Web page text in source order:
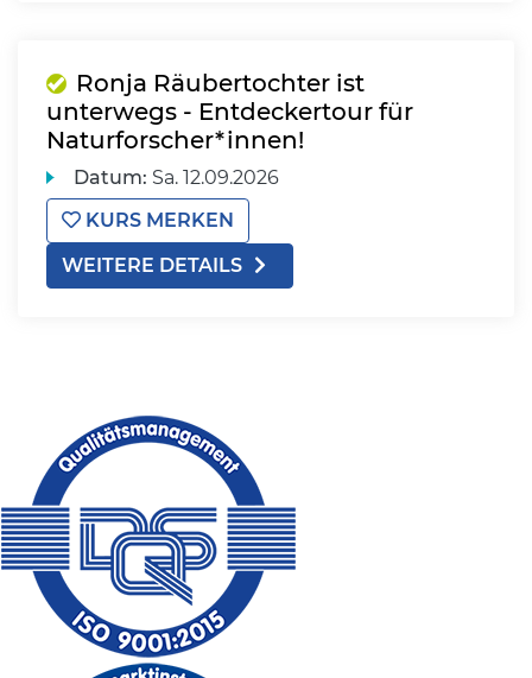
Ronja Räubertochter ist
unterwegs - Entdeckertour für
Naturforscher*innen!
Datum: Sa. 12.09.2026
KURS MERKEN
WEITERE DETAILS